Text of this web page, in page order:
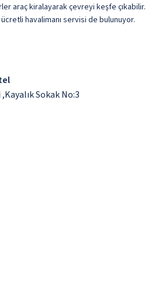
araç kiralayarak çevreyi keşfe çıkabilir.
havalimanı servisi de bulunuyor.
Sokak No:3